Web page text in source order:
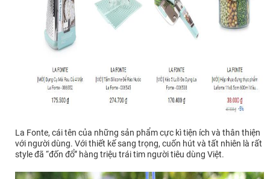
La Fonte, cái tên của những sản phẩm cực kì tiện ích và thân thiện
với người dùng. Với thiết kế sang trọng, cuốn hút và tất nhiên là rất
style đã “đốn đổ” hàng triệu trái tim người tiêu dùng Việt.